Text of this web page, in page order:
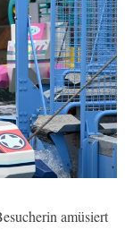
amüsiert